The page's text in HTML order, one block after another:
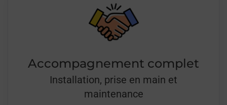
Accompagnement complet
Installation, prise en main et
maintenance